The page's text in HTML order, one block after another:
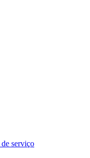
serviço